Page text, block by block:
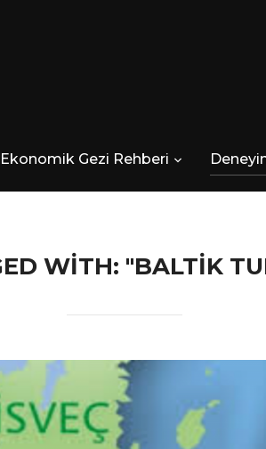
Ekonomik Gezi Rehberi
WITH: "BALTIK